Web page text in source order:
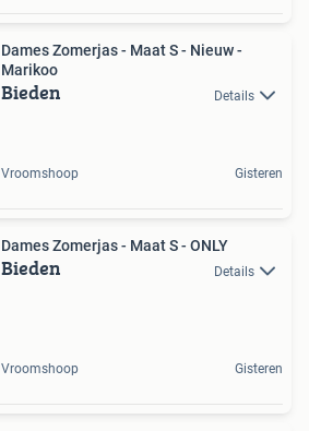
Dames Zomerjas - Maat S - Nieuw -
Marikoo
Bieden Details
Vroomshoop Gisteren
Dames Zomerjas - Maat S - ONLY
Bieden Details
Vroomshoop Gisteren